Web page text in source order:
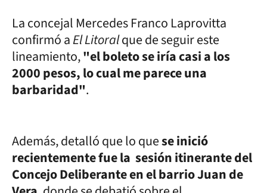
La concejal Mercedes Franco Laprovitta
confirmó aEl Litoralque de seguir este
lineamiento,"el boleto se iría casi a los
2000 pesos, lo cual me parece una
barbaridad".
Además, detalló que lo quese inició
recientemente fue la sesión itinerante del
Concejo Deliberante en el barrio Juan de